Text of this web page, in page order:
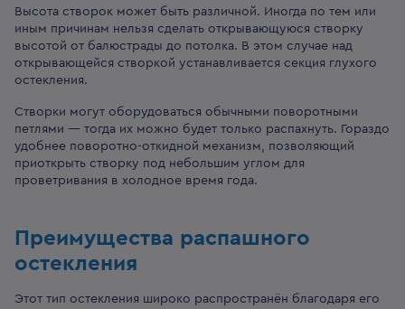
Высота створок может быть различной. Иногда по тем или
иным причинам нельзя сделать открывающуюся створку
высотой от балюстрады до потолка. В этом случае над
открывающейся створкой устанавливается секция глухого
остекления.
Створки могут оборудоваться обычными поворотными
петлями — тогда их можно будет только распахнуть. Гораздо
удобнее поворотно-откидной механизм, позволяющий
приоткрыть створку под небольшим углом для
проветривания в холодное время года.
Преимущества распашного
остекления
Этот тип остекления широко распространён благодаря его